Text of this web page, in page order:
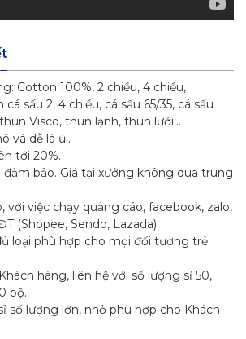
Cotton 100%, 2 chiều, 4 chiều,
sấu 2, 4 chiều, cá sấu 65/35, cá sấu
Visco, thun lạnh, thun lưới…
và dễ là ủi.
tới 20%.
bảo. Giá tại xưởng không qua trung
với việc chạy quảng cáo, facebook, zalo,
(Shopee, Sendo, Lazada).
loại phù hợp cho mọi đối tượng trẻ
hàng, liên hệ với số lượng sỉ 50,
bộ.
số lượng lớn, nhỏ phù hợp cho Khách